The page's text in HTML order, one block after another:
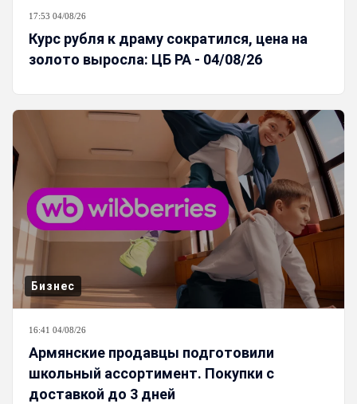
17:53 04/08/26
Курс рубля к драму сократился, цена на
золото выросла: ЦБ РА - 04/08/26
Бизнес
16:41 04/08/26
Армянские продавцы подготовили
школьный ассортимент. Покупки с
доставкой до 3 дней